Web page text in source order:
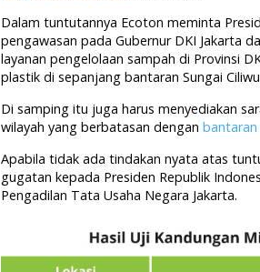
Dalam tuntutannya Ecoton meminta
pengawasan pada Gubernur DKI Jakarta
layanan pengelolaan sampah di Provinsi
plastik di sepanjang bantaran Sungai
Di samping itu juga harus menyediakan
wilayah yang berbatasan dengan bantaran
Apabila tidak ada tindakan nyata atas
gugatan kepada Presiden Republik
Pengadilan Tata Usaha Negara Jakarta.